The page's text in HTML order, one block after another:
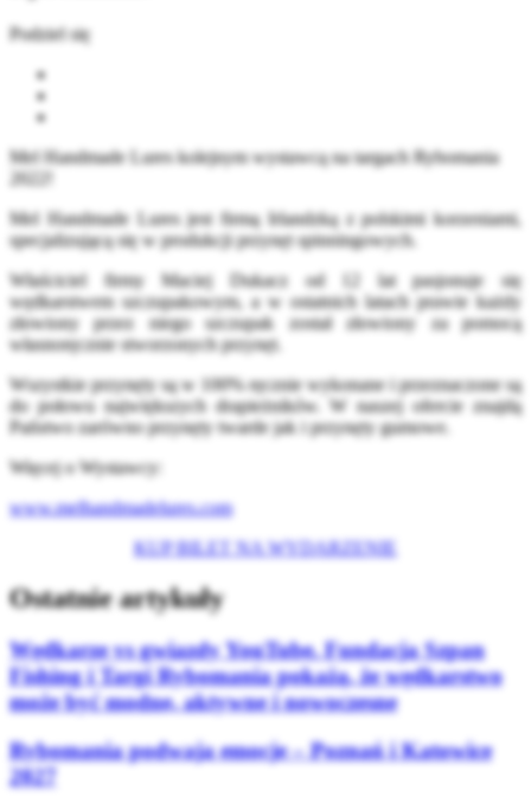
Podziel się
Mel Handmade Lures kolejnym wystawcą na targach Rybomania
2022!
Mel Handmade Lures jest firmą Irlandzką z polskimi korzeniami,
specjalizującą się w produkcji przynęt spinningowych.
Właściciel firmy Maciej Dukacz od 12 lat pasjonuje się
wędkarstwem szczupakowym, a w ostatnich latach prawie każdy
złowiony przez niego szczupak został złowiony za pomocą
własnoręcznie stworzonych przynęt.
Wszystkie przynęty są w 100% ręcznie wykonane i przeznaczone są
do połowu największych drapieżników. W naszej ofercie znajdą
Państwo zarówno przynęty twarde jak i przynęty gumowe.
Więcej o Wystawcy:
www.melhandmadelures.com
KUP BILET NA WYDARZENIE
Ostatnie artykuły
Wędkarze vs gwiazdy YouTube. Fundacja Szpan
Fishing i Targi Rybomania pokażą, że wędkarstwo
może być modne, aktywne i nowoczesne
Rybomania podwaja emocje – Poznań i Katowice
2027